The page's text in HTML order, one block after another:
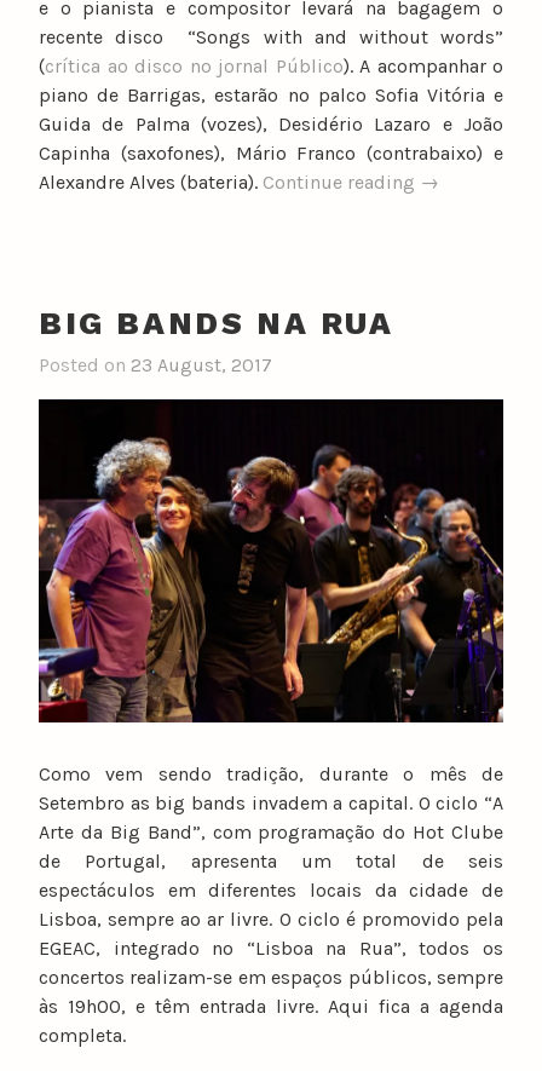
e o pianista e compositor levará na bagagem o
recente disco “Songs with and without words”
(crítica ao disco no jornal Público). A acompanhar o
piano de Barrigas, estarão no palco Sofia Vitória e
Guida de Palma (vozes), Desidério Lazaro e João
Capinha (saxofones), Mário Franco (contrabaixo) e
Alexandre Alves (bateria). Continue reading “As
→
BIG BANDS NA RUA
Posted on 23 August, 2017
Como vem sendo tradição, durante o mês de
Setembro as big bands invadem a capital. O ciclo “A
Arte da Big Band”, com programação do Hot Clube
de Portugal, apresenta um total de seis
espectáculos em diferentes locais da cidade de
Lisboa, sempre ao ar livre. O ciclo é promovido pela
EGEAC, integrado no “Lisboa na Rua”, todos os
concertos realizam-se em espaços públicos, sempre
às 19h00, e têm entrada livre. Aqui fica a agenda
completa.